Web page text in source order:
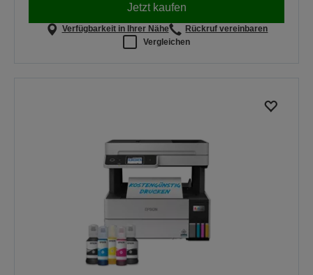
Jetzt kaufen
Verfügbarkeit in Ihrer Nähe
Rückruf vereinbaren
Vergleichen